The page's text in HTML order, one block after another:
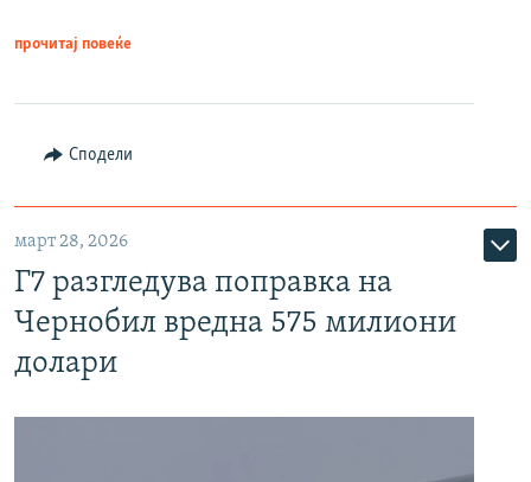
прочитај повеќе
Сподели
март 28, 2026
Г7 разгледува поправка на
Чернобил вредна 575 милиони
долари